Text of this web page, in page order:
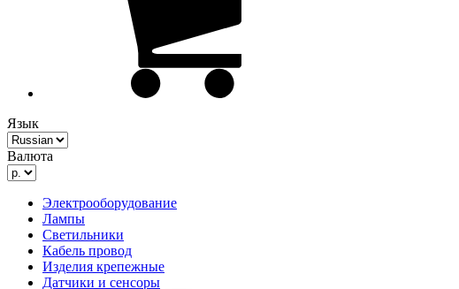
Язык
Валюта
Электрооборудование
Лампы
Светильники
Кабель провод
Изделия крепежные
Датчики и сенсоры